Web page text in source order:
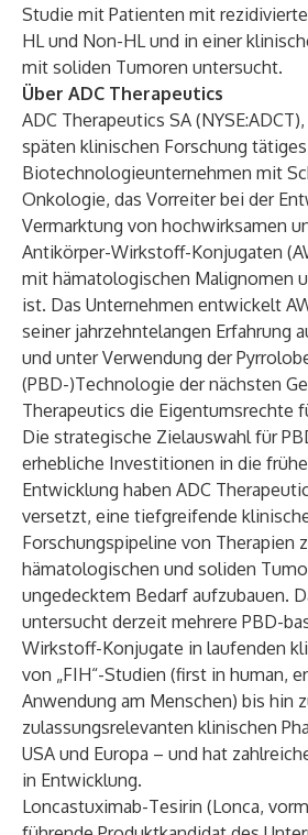
Studie mit Patienten mit
HL und Non-HL und in einer
mit soliden Tumoren untersucht.
Über ADC Therapeutics
ADC Therapeutics SA
späten klinischen Forschung tätiges
Biotechnologieunternehmen mit
Onkologie, das Vorreiter bei der
Vermarktung von hochwirksamen
Antikörper-Wirkstoff-Konjugaten
mit hämatologischen Malignomen
ist. Das Unternehmen entwickelt
seiner jahrzehntelangen Erfahrung
und unter Verwendung der
(PBD-)Technologie der nächsten
Therapeutics die Eigentumsrechte
Die strategische Zielauswahl für
erhebliche Investitionen in die
Entwicklung haben ADC
versetzt, eine tiefgreifende
Forschungspipeline von Therapien
hämatologischen und soliden
ungedecktem Bedarf aufzubauen.
untersucht derzeit mehrere PBD-
Wirkstoff-Konjugate in laufenden
von „FIH“-Studien (first in human,
Anwendung am Menschen) bis hin
zulassungsrelevanten klinischen
USA und Europa – und hat
in Entwicklung.
Loncastuximab-Tesirin (Lonca,